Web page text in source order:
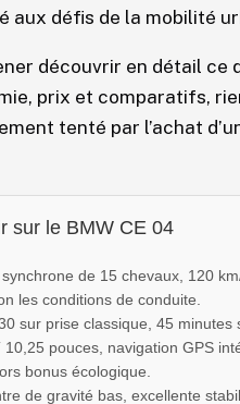
défis de la mobilité
découvrir en détail ce
prix et comparatifs,
tenté par l’achat
sur le BMW CE 04
de 15 chevaux, 120
les conditions de conduite.
sur prise classique, 45
pouces, navigation GPS
bonus écologique.
de gravité bas, excellente